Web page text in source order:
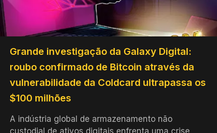
Grande investigação da Galaxy Digital:
roubo confirmado de Bitcoin através da
vulnerabilidade da Coldcard ultrapassa os
$100 milhões
A indústria global de armazenamento não
custodial de ativos digitais enfrenta uma crise